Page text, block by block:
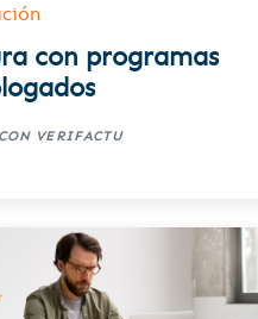
con programas
VERIFACTU